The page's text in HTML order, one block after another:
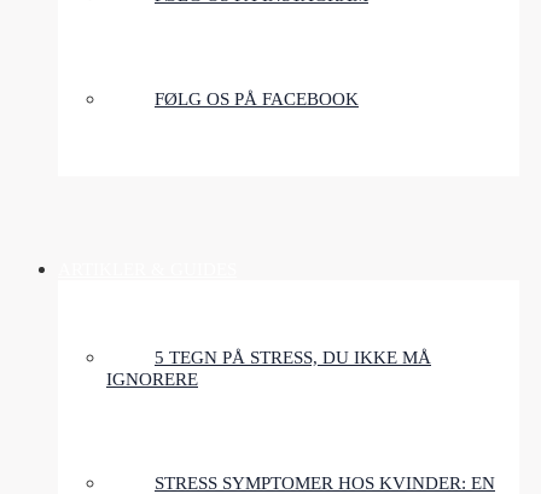
FØLG OS PÅ FACEBOOK
5 TEGN PÅ STRESS, DU IKKE MÅ
IGNORERE
STRESS SYMPTOMER HOS KVINDER: EN